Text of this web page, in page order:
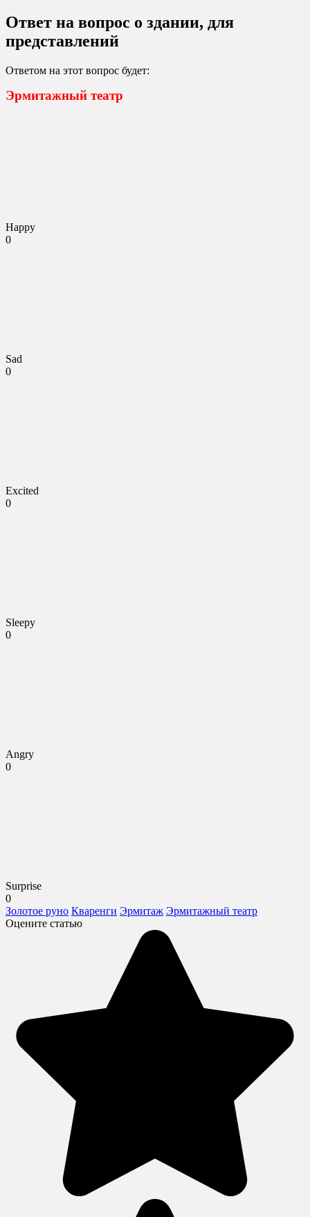
Ответ на вопрос о здании, для
представлений
Ответом на этот вопрос будет:
Эрмитажный театр
Happy
0
Sad
0
Excited
0
Sleepy
0
Angry
0
Surprise
0
Золотое руно Кваренги Эрмитаж Эрмитажный театр
Оцените статью